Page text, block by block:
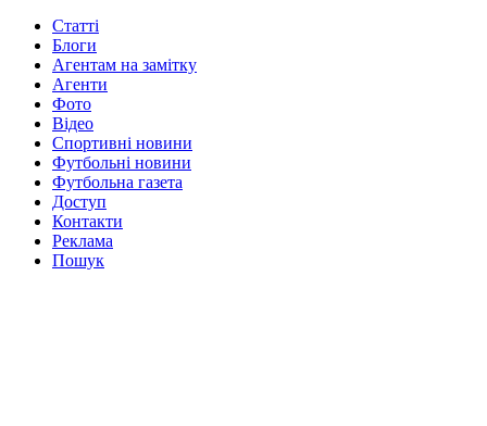
Статті
Блоги
Агентам на замітку
Агенти
Фото
Відео
Спортивні новини
Футбольні новини
Футбольна газета
Доступ
Контакти
Реклама
Пошук